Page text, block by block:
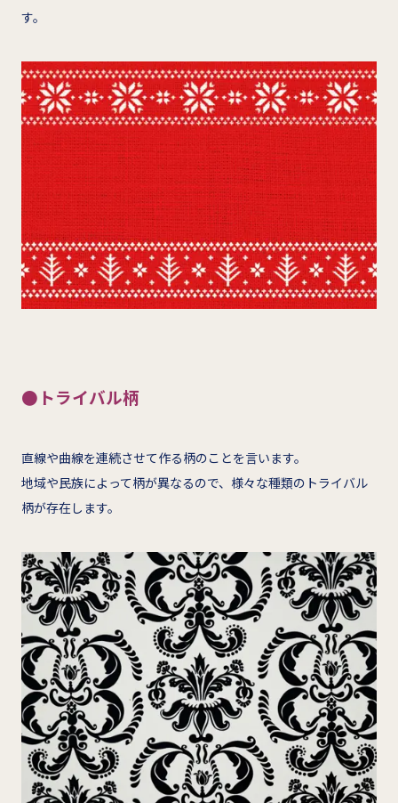
す。
●トライバル柄
直線や曲線を連続させて作る柄のことを言います。
地域や民族によって柄が異なるので、様々な種類のトライバル
柄が存在します。